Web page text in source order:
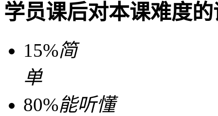
学员课后对本课难度
15%简
单
80%能听懂